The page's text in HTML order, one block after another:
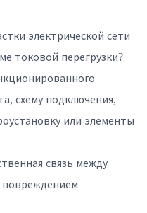
электрической сети
токовой перегрузки?
схему подключения,
или элементы
связь между